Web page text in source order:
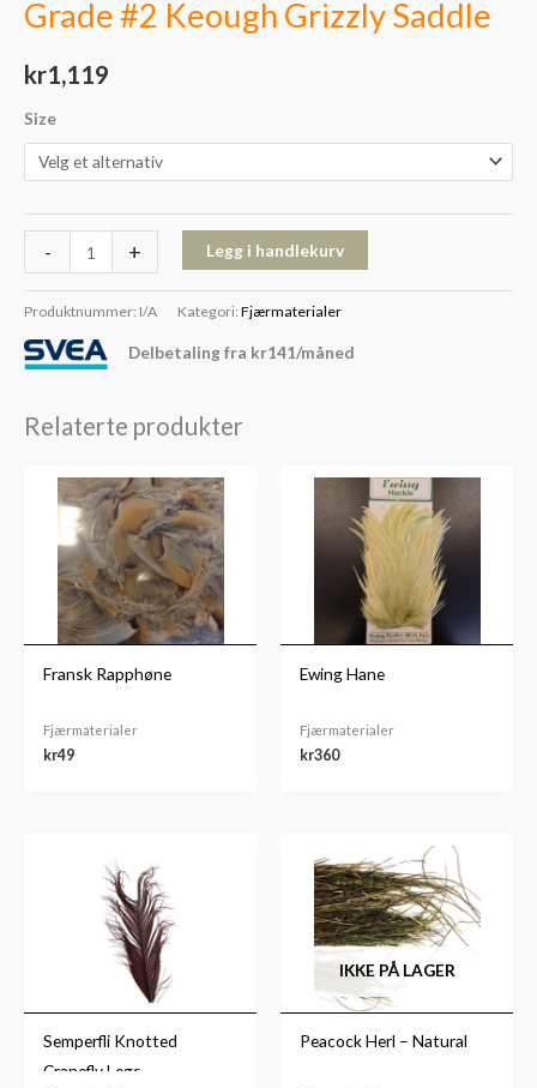
Grade #2 Keough Grizzly Saddle
kr1,119
Size
- + Legg i handlekurv
Produktnummer: I/A Kategori: Fjærmaterialer
Delbetaling fra kr141/måned
Relaterte produkter
Fransk Rapphøne
Fjærmaterialer
kr49
Ewing Hane
Fjærmaterialer
kr360
Semperfli Knotted
Cranefly Legs
IKKE PÅ LAGER
Peacock Herl – Natural